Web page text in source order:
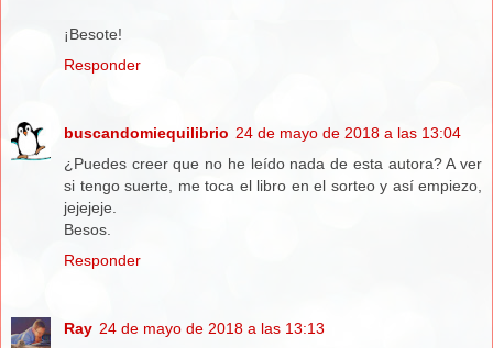
¡Besote!
Responder
buscandomiequilibrio 24 de mayo de 2018 a las 13:04
¿Puedes creer que no he leído nada de esta autora? A ver
si tengo suerte, me toca el libro en el sorteo y así empiezo,
jejejeje.
Besos.
Responder
Ray 24 de mayo de 2018 a las 13:13